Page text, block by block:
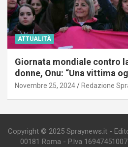
ATTUALITÀ
Giornata mondiale contro
donne, Onu: “Una vittima
Novembre 25, 2024 Redazione
Copyright © 2025 Spraynews.it -
00181 Roma - P.Iva